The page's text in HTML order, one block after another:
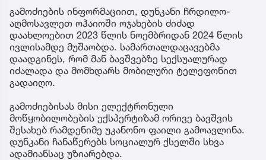
გამოძიების ინფორმაციით, დუნკანი ჩრდილო-
აღმოსავლეთ ოჰაიოში ოჯახების ძიძად
დაახლოებით 2023 წლის ნოემბრიდან 2024 წლის
ივლისამდე მუშაობდა. სამართალდაცავებმა
დაადგინეს, რომ მან ბავშვებზე სექსუალურად
იძალადა და მომხდარს მობილური ტელეფონით
გადაიღო.
გამოძიებისას მისი ელექტრონული
მოწყობილობების ექსპერტიზამ ორივე ბავშვის
შესახებ რამდენიმე უკანონო ფაილი გამოავლინა.
დუნკანი ჩანაწერებს სოციალურ ქსელში სხვა
ადამიანსაც უზიარებდა.